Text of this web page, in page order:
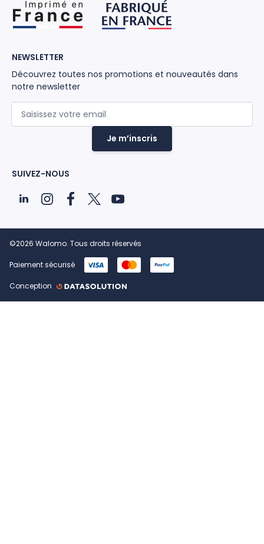
NEWSLETTER
Découvrez toutes nos promotions et nouveautés dans
notre newsletter
Je m’inscris
SUIVEZ-NOUS
©2026 Walomo. Tous droits réservés
Paiement sécurisé
Conception